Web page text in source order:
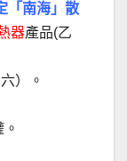
「南海」散
器產品(乙
）。